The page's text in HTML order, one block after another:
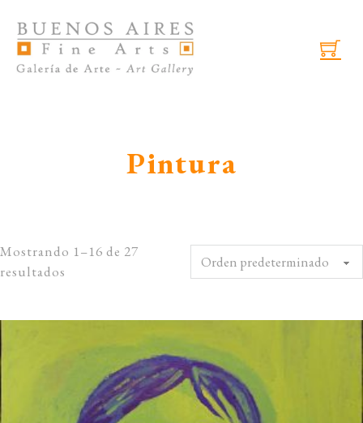
Pintura
Mostrando 1–16 de 27
resultados